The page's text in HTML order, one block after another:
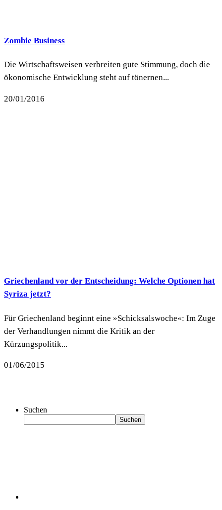
Zombie Business
Die Wirtschaftsweisen verbreiten gute Stimmung, doch die
ökonomische Entwicklung steht auf tönernen...
20/01/2016
Griechenland vor der Entscheidung: Welche Optionen hat
Syriza jetzt?
Für Griechenland beginnt eine »Schicksalswoche«: Im Zuge
der Verhandlungen nimmt die Kritik an der
Kürzungspolitik...
01/06/2015
Suchen
Suchen